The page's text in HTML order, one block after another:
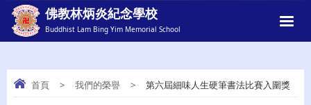
佛教林炳炎紀念學校
Buddhist Lam Bing Yim Memorial School
首頁 > 我們的榮譽 > 第六屆細味人生硬筆書法比賽入圍獎